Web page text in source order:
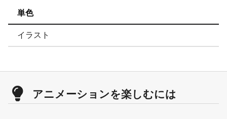
単色
イラスト
アニメーションを楽しむには